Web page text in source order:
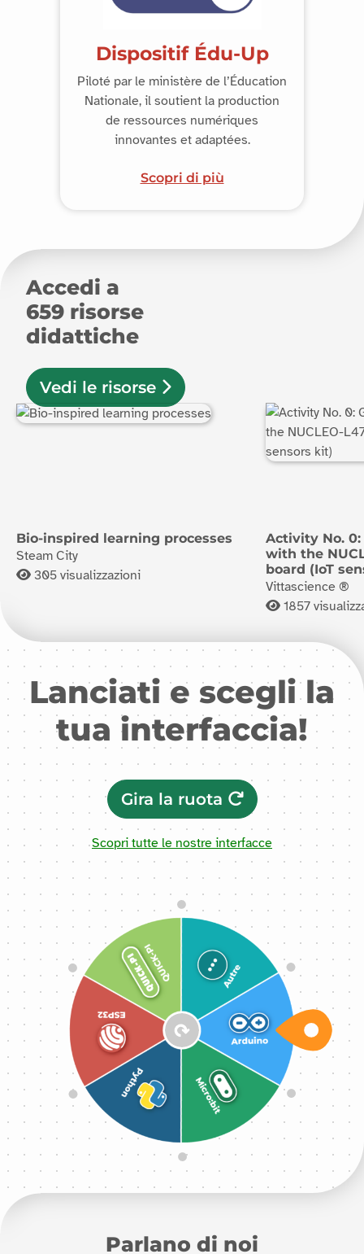
Dispositif Édu-Up
Piloté par le ministère de l’Éducation
Nationale, il soutient la production
de ressources numériques
innovantes et adaptées.
Scopri di più
Accedi a
659 risorse
didattiche
Vedi le risorse
Bio-inspired learning processes
Steam City
305 visualizzazioni
Activity No.
with the
board (IoT
Vittascience ®
1857
Lanciati e scegli la tua
Lanciati e scegli la
tua interfaccia!
Gira la ruota
Scopri tutte le nostre interfacce
Parlano di noi